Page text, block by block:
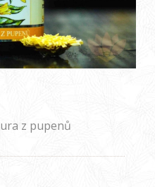
z pupenů